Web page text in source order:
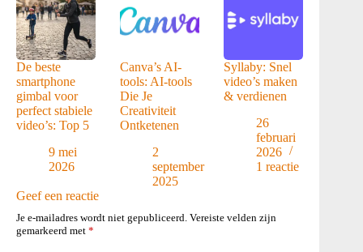
De beste
smartphone
gimbal voor
perfect stabiele
video’s: Top 5
9 mei
2026
Canva’s AI-
tools: AI-tools
Die Je
Creativiteit
Ontketenen
2
september
2025
Syllaby: Snel
video’s maken
& verdienen
26
februari
2026
1 reactie
Geef een reactie
Je e-mailadres wordt niet gepubliceerd. Vereiste velden zijn
gemarkeerd met *